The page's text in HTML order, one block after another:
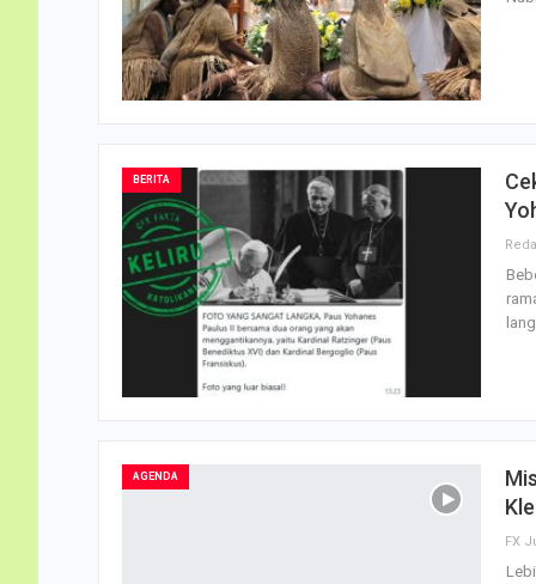
BERITA
AGENDA
FX